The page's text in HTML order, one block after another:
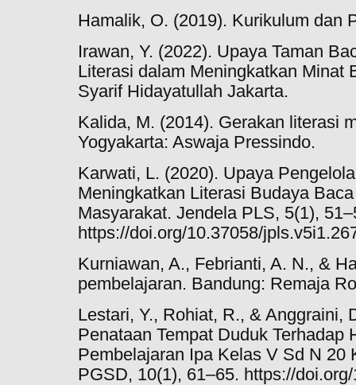
Hamalik, O. (2019). Kurikulum dan
Irawan, Y. (2022). Upaya Taman
Literasi dalam Meningkatkan Minat
Syarif Hidayatullah Jakarta.
Kalida, M. (2014). Gerakan literasi
Yogyakarta: Aswaja Pressindo.
Karwati, L. (2020). Upaya
Meningkatkan Literasi Budaya
Masyarakat. Jendela PLS, 5(1),
https://doi.org/10.37058/
Kurniawan, A., Febrianti, A. N., &
pembelajaran. Bandung: Remaja
Lestari, Y., Rohiat, R., & Anggraini,
Penataan Tempat Duduk Terhadap
Pembelajaran Ipa Kelas V Sd N 20
PGSD, 10(1), 61–65. https://